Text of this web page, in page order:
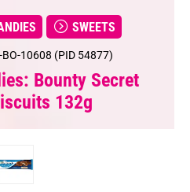
SWEETS
BO-10608 (PID 54877)
Bounty Secret
132g